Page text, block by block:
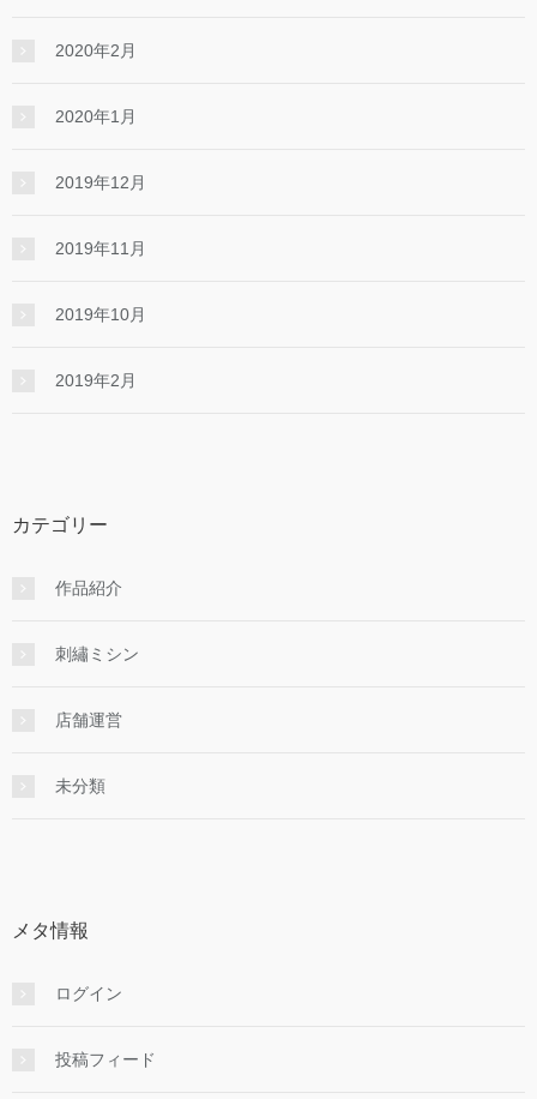
2020年2月
2020年1月
2019年12月
2019年11月
2019年10月
2019年2月
カテゴリー
作品紹介
刺繡ミシン
店舗運営
未分類
メタ情報
ログイン
投稿フィード